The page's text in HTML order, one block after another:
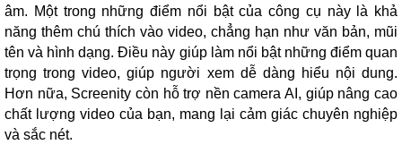
âm. Một trong những điểm nổi bật của công cụ này là khả
năng thêm chú thích vào video, chẳng hạn như văn bản, mũi
tên và hình dạng. Điều này giúp làm nổi bật những điểm quan
trọng trong video, giúp người xem dễ dàng hiểu nội dung.
Hơn nữa, Screenity còn hỗ trợ nền camera AI, giúp nâng cao
chất lượng video của bạn, mang lại cảm giác chuyên nghiệp
và sắc nét.